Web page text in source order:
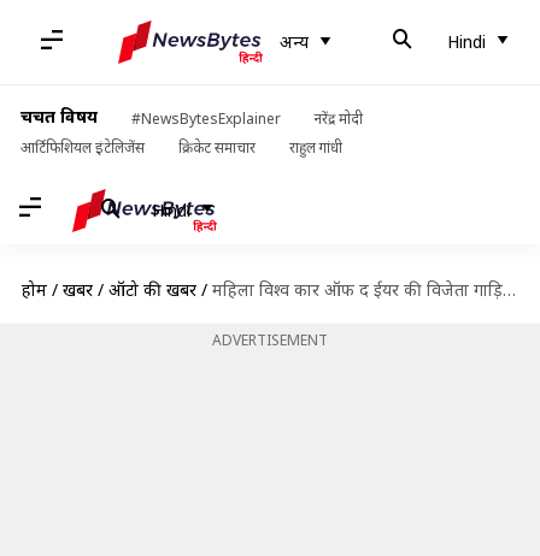
अन्य Hindi
चर्चित विषय #NewsBytesExplainer
नरेंद्र मोदी
आर्टिफिशियल इंटेलिजेंस
क्रिकेट समाचार राहुल गांधी
Hindi
होम / खबरें / ऑटो की खबरें / महिला विश्व कार ऑफ द ईयर की विजेता गाड़ियों के नाम घोषित, जानिए कौन-काैन जीता
ADVERTISEMENT